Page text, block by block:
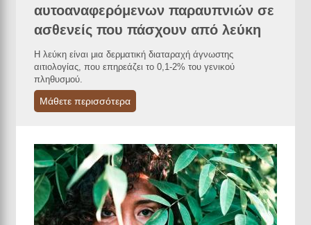
αυτοαναφερόμενων παραυπνιών σε
ασθενείς που πάσχουν από λεύκη
Η λεύκη είναι μια δερματική διαταραχή άγνωστης
αιτιολογίας, που επηρεάζει το 0,1-2% του γενικού
πληθυσμού.
Μάθετε περισσότερα